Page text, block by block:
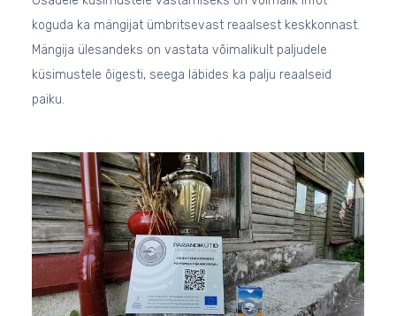
koguda ka mängijat ümbritsevast reaalsest keskkonnast.
Mängija ülesandeks on vastata võimalikult paljudele
küsimustele õigesti, seega läbides ka palju reaalseid
paiku.